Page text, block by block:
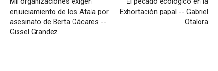
enjuiciamiento de los Atala por
asesinato de Berta Cácares --
Gissel Grandez
Exhortación papal -- Gabriel
Otalora